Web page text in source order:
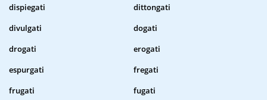
dispiegati
dittongati
divulgati
dogati
drogati
erogati
espurgati
fregati
frugati
fugati